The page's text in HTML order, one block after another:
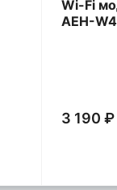
Wi-Fi
AEH-
3 190 ₽